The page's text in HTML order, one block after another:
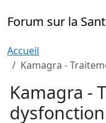
Forum sur la
Accueil
Kamagra -
Kamagra -